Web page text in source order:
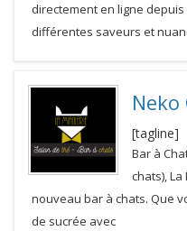
directement en ligne
différentes saveurs et
[tagline]
Bar à
chats),
nouveau bar à chats. Que
de sucrée avec